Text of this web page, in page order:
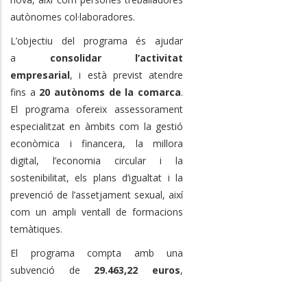
autònomes col·laboradores.
L’objectiu del programa és ajudar
a consolidar l’activitat
empresarial, i està previst atendre
fins a 20 autònoms de la comarca.
El programa ofereix assessorament
especialitzat en àmbits com la gestió
econòmica i financera, la millora
digital, l’economia circular i la
sostenibilitat, els plans d’igualtat i la
prevenció de l’assetjament sexual, així
com un ampli ventall de formacions
temàtiques.
El programa compta amb una
subvenció de 29.463,22 euros,